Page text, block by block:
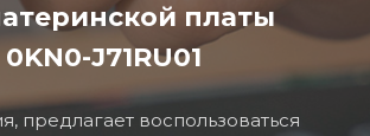
платы
J71RU01
предлагает воспользоваться